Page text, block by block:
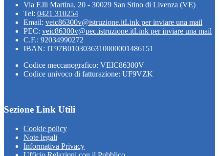
Via F.lli Martina, 20 - 30029 San Stino di Livenza (VE)
Tel: 0421 310254
Email: veic86300v@istruzione.itLink per inviare una mail
PEC: veic86300v@pec.istruzione.itLink per inviare una mail
C.F.: 92034990272
IBAN: IT97B0103036310000001486151
Codice meccanografico: VEIC86300V
Codice univoco di fatturazione: UF9VZK
Sezione Link Utili
Cookie policy
Note legali
Informativa Privacy